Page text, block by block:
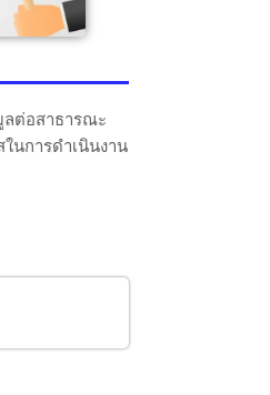
ลต่อสาธารณะ
นการดำเนินงาน